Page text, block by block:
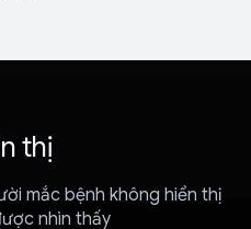
thị
mắc bệnh không hiển thị
nhìn thấy